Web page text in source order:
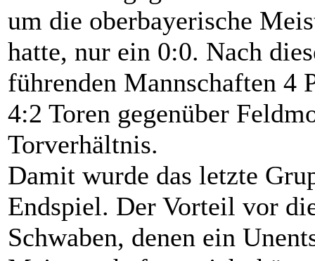
um die oberbayerische
hatte, nur ein 0:0. Nach
führenden Mannschaften 4
4:2 Toren gegenüber
Torverhältnis.
Damit wurde das letzte
Endspiel. Der Vorteil vor
Schwaben, denen ein